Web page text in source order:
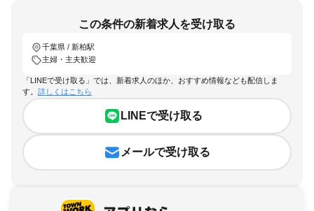
この条件の新着求人を受け取る
千葉県 / 新柏駅
主婦・主夫歓迎
「LINEで受け取る」では、新着求人のほか、おすすめ情報なども配信しま
す。 詳しくはこちら
LINEで受け取る
メールで受け取る